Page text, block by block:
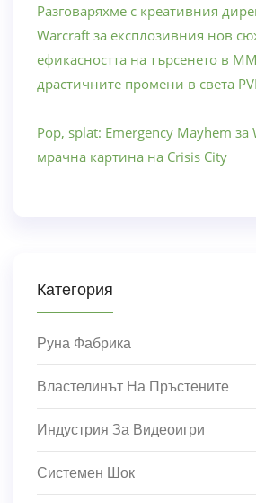
Разговаряхме с креативния
Warcraft за експлозивния нов
ефикасността на търсенето в
драстичните промени в света
Pop, splat: Emergency Mayhem за
мрачна картина на Crisis City
Категория
Руна Фабрика
Властелинът На Пръстените
Индустрия За Видеоигри
Системен Шок